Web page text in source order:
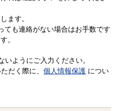
ます。
ても連絡がない場合はお手数です
。
いようにご入力ください。
だく際に、個人情報保護 につい